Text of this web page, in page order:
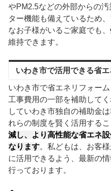
やPM2.5などの外部からの
ター機能も備えているため
なお子様がいるご家庭でも、
維持できます。
いわき市で活用できる省
いわき市で省エネリフォー
工事費用の一部を補助して
していわき市独自の補助金
れらの制度を賢く活用するこ
減し、より高性能な省エネ
なります。私どもは、お客
に活用できるよう、最新の
行っております。